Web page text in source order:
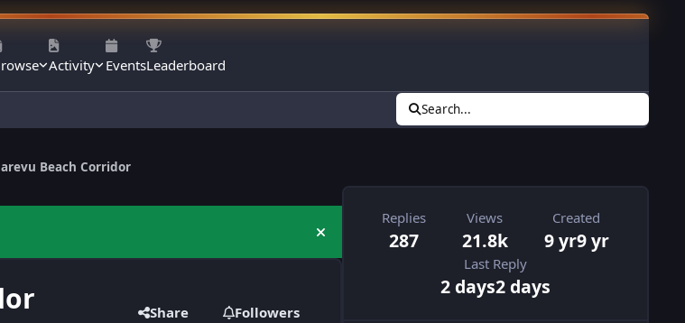
Activity EventsLeaderboard
Search...
Beach Corridor
Hide announcement
Share Followers
Replies
287
Views
21.8k
Created
9 yr9 yr
Last Reply
2 days2 days